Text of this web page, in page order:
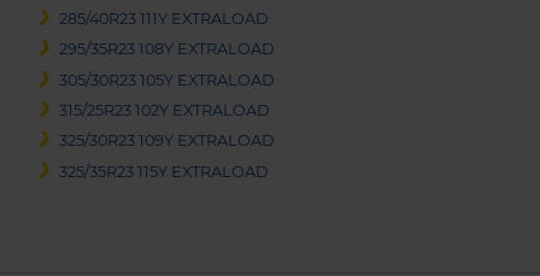
285/40R23 111Y EXTRALOAD
295/35R23 108Y EXTRALOAD
305/30R23 105Y EXTRALOAD
315/25R23 102Y EXTRALOAD
325/30R23 109Y EXTRALOAD
325/35R23 115Y EXTRALOAD